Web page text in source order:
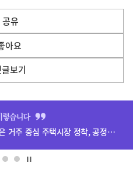
공유
열
기아요
보기
(보도설명) 금번 종합부동산세 개편은 거주 중심 주택시장 정착, 공정과세 및 과세형평 제고를 위한 것입니다.